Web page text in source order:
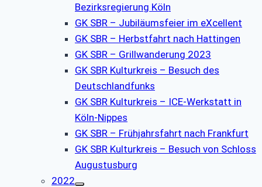
Bezirksregierung Köln
GK SBR – Jubiläumsfeier im eXcellent
GK SBR – Herbstfahrt nach Hattingen
GK SBR – Grillwanderung 2023
GK SBR Kulturkreis – Besuch des
Deutschlandfunks
GK SBR Kulturkreis – ICE-Werkstatt in
Köln-Nippes
GK SBR – Frühjahrsfahrt nach Frankfurt
GK SBR Kulturkreis – Besuch von Schloss
Augustusburg
2022